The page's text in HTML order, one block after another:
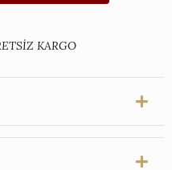
KARGO